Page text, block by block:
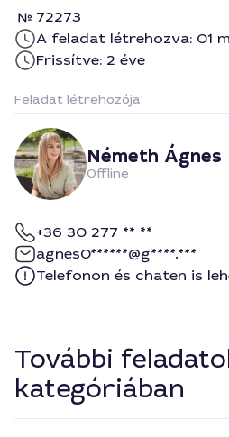
72273
A feladat létrehozva: 01
Frissítve: 2 éve
Feladat létrehozója
Németh Ágnes
Offline
+36 30 277 ** **
agnes0******@g****.***
Telefonon és chaten is
További
kategóriában